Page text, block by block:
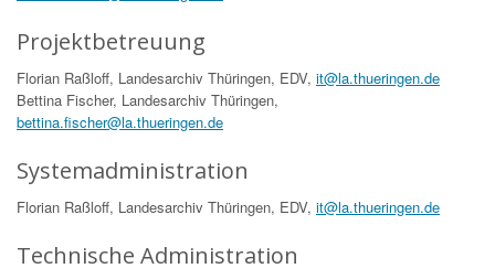
Projektbetreuung
Florian Raßloff, Landesarchiv Thüringen, EDV, it@la.thueringen.de
Bettina Fischer, Landesarchiv Thüringen,
bettina.fischer@la.thueringen.de
Systemadministration
Florian Raßloff, Landesarchiv Thüringen, EDV, it@la.thueringen.de
Technische Administration